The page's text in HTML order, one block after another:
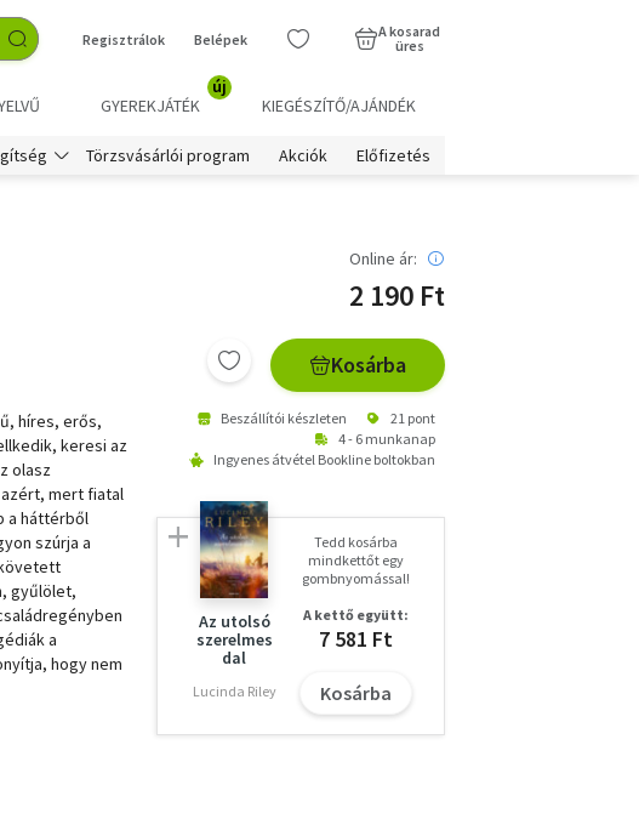
Regisztrálok Belépek
A kosarad
üres
GYEREKJÁTÉK
új
KIEGÉSZÍTŐ/AJÁNDÉK
Törzsvásárlói program Akciók Előfizetés
híres, erős,
keresi az
olasz
mert fiatal
a háttérből
szúrja a
gyűlölet,
a
hogy nem
Online ár:
2 190 Ft
Kosárba
Beszállítói készleten
21 pont
4 - 6 munkanap
Ingyenes átvétel Bookline boltokban
Az utolsó
szerelmes
dal
Lucinda Riley
Tedd kosárba
mindkettőt egy
gombnyomással!
A kettő együtt:
7 581 Ft
Kosárba